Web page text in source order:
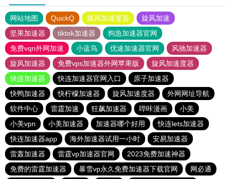
网站地图 QuickQ 旋风加速度器
旋风加速
坚果加速器
tiktok加速器
狗急加速器官网
免费vqn外网加速
小蓝鸟 优途加速器官网
风驰加速器
旋风加速器
免费vps加速器外网苹果版
旋风加速度器
快连加速器
快连加速器官网入口
原子加速器
快鸭加速器
快柠檬加速器 旋风加速度器
外网网址导航
软件中心
雷霆加速 狂飙加速器 哔咔漫画
小美
小美vpn
小美加速器 加速器哪个好用
快连lets加速器
快连加速器app
海外加速器试用一小时
安易加速器
雷轰加速器
雷霆vp加速器官网
2023免费加速神器
免费的雷霆加速器
暴雪vp永久免费加速器下载官网 网必通